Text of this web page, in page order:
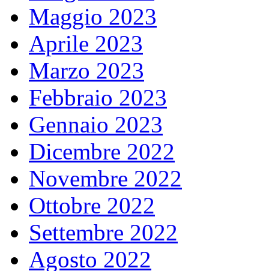
Maggio 2023
Aprile 2023
Marzo 2023
Febbraio 2023
Gennaio 2023
Dicembre 2022
Novembre 2022
Ottobre 2022
Settembre 2022
Agosto 2022